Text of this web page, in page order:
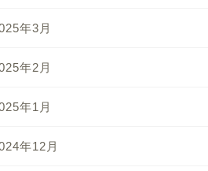
年3月
年2月
年1月
年12月